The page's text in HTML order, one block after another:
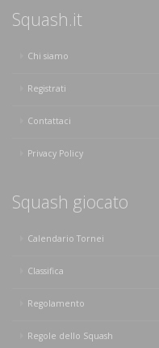
Squash.it
Chi siamo
Registrati
Contattaci
Privacy Policy
Squash giocato
Calendario Tornei
Classifica
Regolamento
Regole dello Squash